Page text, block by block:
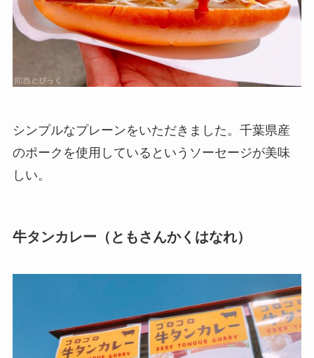
シンプルなプレーンをいただきました。千葉県産
のポークを使用しているというソーセージが美味
しい。
牛タンカレー（ともさんかくはなれ）